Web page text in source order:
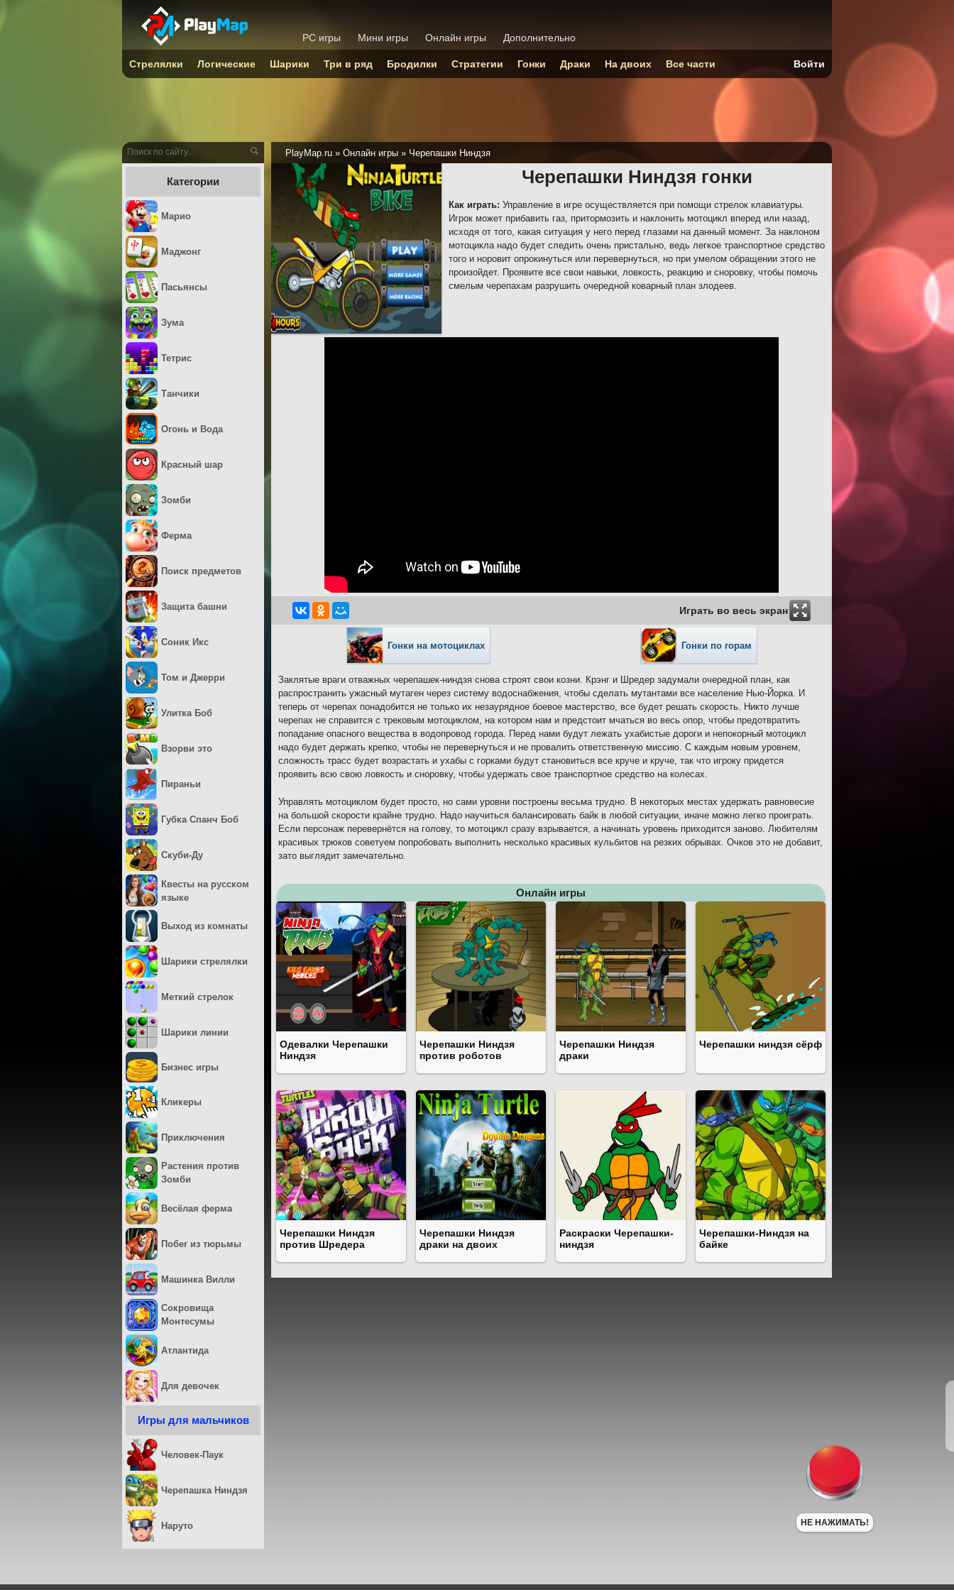
PlayMap.ru » Онлайн игры » Черепашки Ниндзя
Черепашки Ниндзя гонки
Как играть: Управление в игре осуществляется при помощи стрелок клавиатуры.
Игрок может прибавить газ, притормозить и наклонить мотоцикл вперед или назад,
исходя от того, какая ситуация у него перед глазами на данный момент. За наклоном
мотоцикла надо будет следить очень пристально, ведь легкое транспортное средство
того и норовит опрокинуться или перевернуться, но при умелом обращении этого не
произойдет. Проявите все свои навыки, ловкость, реакцию и сноровку, чтобы помочь
смелым черепахам разрушить очередной коварный план злодеев.
Играть во весь экран
Гонки на мотоциклах Гонки по горам
Заклятые враги отважных черепашек-ниндзя снова строят свои козни. Крэнг и Шредер задумали очередной план, как
распространить ужасный мутаген через систему водоснабжения, чтобы сделать мутантами все население Нью-Йорка. И
теперь от черепах понадобится не только их незаурядное боевое мастерство, все будет решать скорость. Никто лучше
черепах не справится с трековым мотоциклом, на котором нам и предстоит мчаться во весь опор, чтобы предотвратить
попадание опасного вещества в водопровод города. Перед нами будут лежать ухабистые дороги и непокорный мотоцикл
надо будет держать крепко, чтобы не перевернуться и не провалить ответственную миссию. С каждым новым уровнем,
сложность трасс будет возрастать и ухабы с горками будут становиться все круче и круче, так что игроку придется
проявить всю свою ловкость и сноровку, чтобы удержать свое транспортное средство на колесах.
Управлять мотоциклом будет просто, но сами уровни построены весьма трудно. В некоторых местах удержать равновесие
на большой скорости крайне трудно. Надо научиться балансировать байк в любой ситуации, иначе можно легко проиграть.
Если персонаж перевернётся на голову, то мотоцикл сразу взрывается, а начинать уровень приходится заново. Любителям
красивых трюков советуем попробовать выполнить несколько красивых кульбитов на резких обрывах. Очков это не добавит,
зато выглядит замечательно.
Онлайн игры
Одевалки Черепашки
Ниндзя
Черепашки Ниндзя
против роботов
Черепашки Ниндзя
драки
Черепашки ниндзя сёрф
Черепашки Ниндзя
против Шредера
Черепашки Ниндзя
драки на двоих
Раскраски Черепашки-
ниндзя
Черепашки-Ниндзя на
байке
Категории
Марио
Маджонг
Пасьянсы
Зума
Тетрис
Танчики
Огонь и Вода
Красный шар
Зомби
Ферма
Поиск предметов
Защита башни
Соник Икс
Том и Джерри
Улитка Боб
Взорви это
Пираньи
Губка Спанч Боб
Скуби-Ду
Квесты на русском
языке
Выход из комнаты
Шарики стрелялки
Меткий стрелок
Шарики линии
Бизнес игры
Кликеры
Приключения
Растения против
Зомби
Весёлая ферма
Побег из тюрьмы
Машинка Вилли
Сокровища
Монтесумы
Атлантида
Для девочек
Игры для мальчиков
Человек-Паук
Черепашка Ниндзя
Наруто
PC игры Мини игры Онлайн игры Дополнительно
Стрелялки Логические Шарики Три в ряд Бродилки Стратегии Гонки Драки На двоих Все части Войти
НЕ НАЖИМАТЬ!